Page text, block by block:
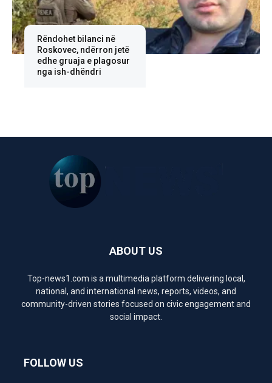
Rëndohet bilanci në
Roskovec, ndërron jetë
edhe gruaja e plagosur
nga ish-dhëndri
ABOUT US
Top-news1.com is a multimedia platform delivering local,
national, and international news, reports, videos, and
community-driven stories focused on civic engagement and
social impact.
FOLLOW US